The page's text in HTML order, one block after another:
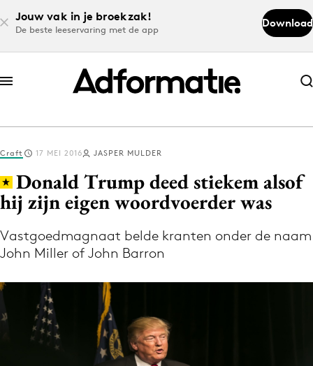
Jouw vak in je broekzak!
De beste leeservaring met de app
Download
Abonneer nu
Abonneer nu
Log in
Volg het laatste nieuws via de Adformatie
Nieuws app
Craft 17 MEI 2016 JASPER MULDER
Donald Trump deed stiekem alsof
hij zijn eigen woordvoerder was
Vastgoedmagnaat belde kranten onder de naam
John Miller of John Barron